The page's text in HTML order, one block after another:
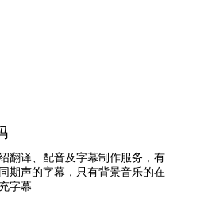
翻译、配音及字幕制作服务，有
期声的字幕，只有背景音乐的在
字幕